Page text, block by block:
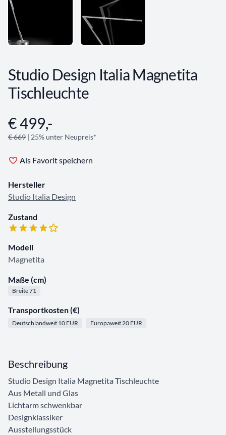
Studio Design Italia Magnetita
Tischleuchte
Angebotsinformationen
€ 499,-
€ 669 | 25% unter Neupreis*
Als Favorit speichern
Hersteller
Studio Italia Design
Zustand
Modell
Magnetita
Maße (cm)
Breite 71
Transportkosten (€)
Deutschlandweit 10 EUR Europaweit 20 EUR
Beschreibung
Studio Design Italia Magnetita Tischleuchte
Aus Metall und Glas
Lichtarm schwenkbar
Designklassiker
Ausstellungsstück